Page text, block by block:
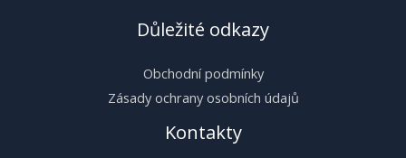
Důležité odkazy
Obchodní podmínky
Zásady ochrany osobních údajů
Kontakty